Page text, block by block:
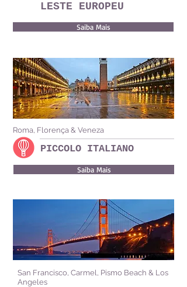
LESTE EUROPEU
Saiba Mais
Roma, Florença & Veneza
PICCOLO ITALIANO
Saiba Mais
San Francisco, Carmel, Pismo Beach & Los
Angeles